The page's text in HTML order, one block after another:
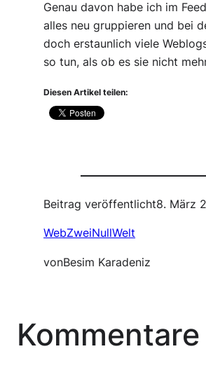
Genau davon habe ich im
alles neu gruppieren und bei
doch erstaunlich viele
so tun, als ob es sie nicht
Diesen Artikel teilen:
Beitrag veröffentlicht8. März
WebZweiNullWelt
vonBesim Karadeniz
Kommentare